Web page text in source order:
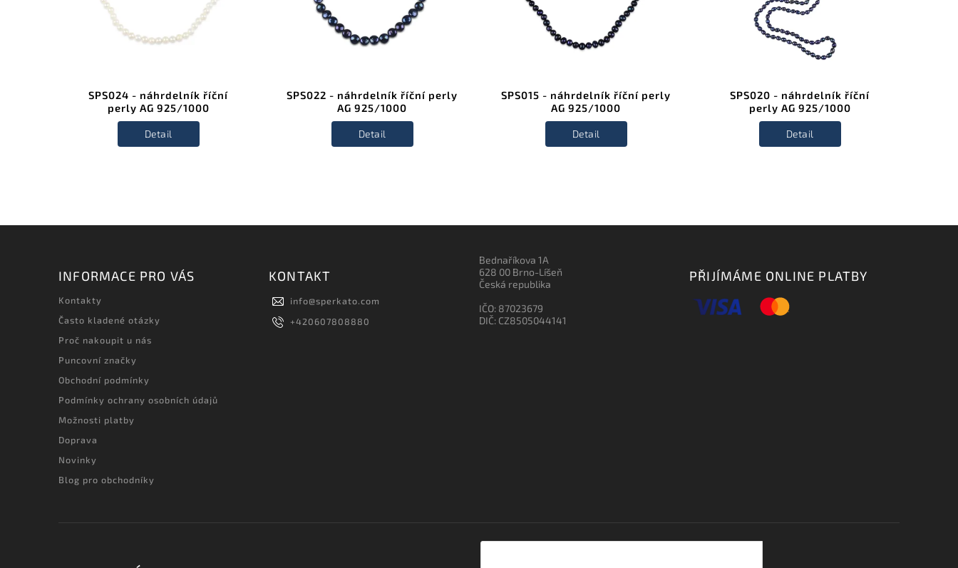
SPS024 - náhrdelník říční
perly AG 925/1000
Detail
SPS022 - náhrdelník říční perly
AG 925/1000
Detail
SPS015 - náhrdelník říční perly
AG 925/1000
Detail
SPS020 - náhrdelník říční
perly AG 925/1000
Detail
INFORMACE PRO VÁS
Kontakty
Často kladené otázky
Proč nakoupit u nás
Puncovní značky
Obchodní podmínky
Podmínky ochrany osobních údajů
Možnosti platby
Doprava
Novinky
Blog pro obchodníky
KONTAKT
info@sperkato.com
+420607808880
Bednaříkova 1A
628 00 Brno-Líšeň
Česká republika
IČO: 87023679
DIČ: CZ8505044141
PŘIJÍMÁME ONLINE PLATBY